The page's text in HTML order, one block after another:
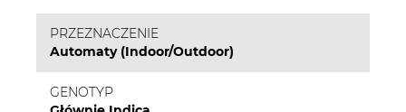
PRZEZNACZENIE
Automaty (Indoor/Outdoor)
GENOTYP